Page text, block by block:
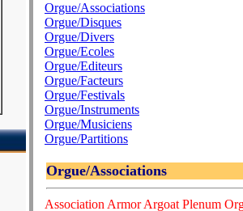
Orgue/Associations
Orgue/Disques
Orgue/Divers
Orgue/Ecoles
Orgue/Editeurs
Orgue/Facteurs
Orgue/Festivals
Orgue/Instruments
Orgue/Musiciens
Orgue/Partitions
Orgue/Associations
Association Armor Argoat Plenum